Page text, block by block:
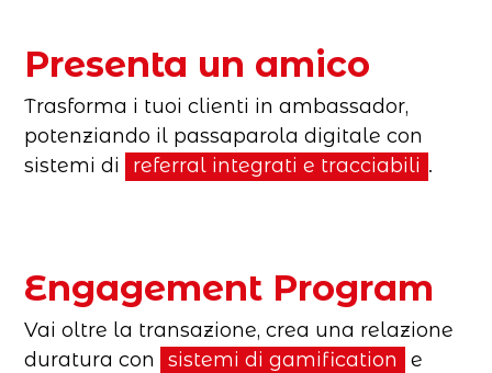
Presenta un amico
Trasforma i tuoi clienti in ambassador,
potenziando il passaparola digitale con
sistemi di
referral integrati e tracciabili .
Engagement Program
Vai oltre la transazione, crea una relazione
duratura con
sistemi di gamification
e